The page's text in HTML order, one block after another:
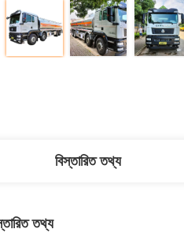
বিস্তারিত তথ্য
তথ্য